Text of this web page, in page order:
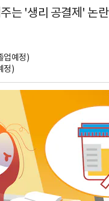
는 '생리 공결제' 논란
업예정)
정)